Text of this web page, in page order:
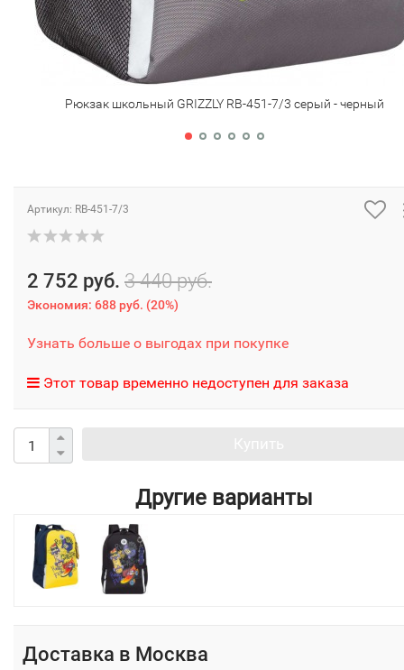
Рюкзак школьный GRIZZLY RB-451-7/3 серый - черный
Артикул: RB-451-7/3
2 752 руб. 3 440 руб.
Экономия: 688 руб. (20%)
Узнать больше о выгодах при покупке
Этот товар временно недоступен для заказа
Другие варианты
Доставка в Москва